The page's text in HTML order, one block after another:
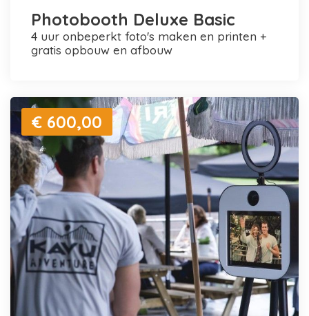
Photobooth Deluxe Basic
4 uur onbeperkt foto's maken en printen +
gratis opbouw en afbouw
€ 600,00